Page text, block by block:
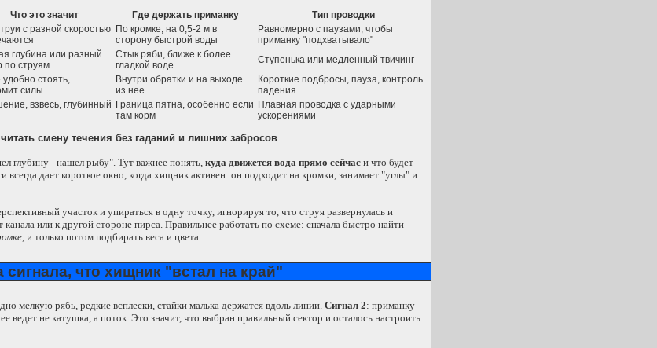
Что это значит Где держать приманку
Тип проводки
с разной скоростью По кромке, на 0,5-2 м в
сторону быстрой воды
Равномерно с паузами, чтобы
приманку "подхватывало"
глубина или разный
по струям
Стык ряби, ближе к более
гладкой воде
Ступенька или медленный твичинг
стоять,
силы
Внутри обратки и на выходе
из нее
Короткие подбросы, пауза, контроль
падения
взвесь, глубинный Граница пятна, особенно если
там корм
Плавная проводка с ударными
ускорениями
читать смену течения без гаданий и лишних забросов
глубину - нашел рыбу". Тут важнее понять, куда движется вода прямо сейчас и что будет
всегда дает короткое окно, когда хищник активен: он подходит на кромки, занимает "углы" и
участок и упираться в одну точку, игнорируя то, что струя развернулась и
или к другой стороне пирса. Правильнее работать по схеме: сначала быстро найти
, и только потом подбирать веса и цвета.
сигнала, что хищник "встал на край"
мелкую рябь, редкие всплески, стайки малька держатся вдоль линии.Сигнал 2: приманку
ведет не катушка, а поток. Это значит, что выбран правильный сектор и осталось настроить